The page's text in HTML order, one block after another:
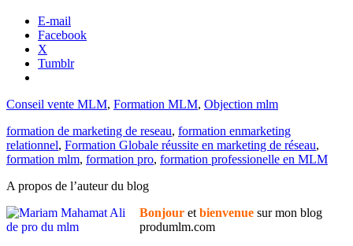
E-mail
Facebook
X
Tumblr
Conseil vente MLM, Formation MLM, Objection mlm
formation de marketing de reseau, formation enmarketing
relationnel, Formation Globale réussite en marketing de réseau,
formation mlm, formation pro, formation professionelle en MLM
A propos de l’auteur du blog
Bonjour et bienvenue sur mon blog
produmlm.com